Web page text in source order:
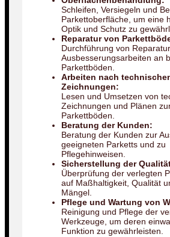
Schleifen, Versiegeln und
Parkettoberfläche, um eine
Optik und Schutz zu
Reparatur von
Durchführung von
Ausbesserungsarbeiten an
Parkettböden.
Arbeiten nach
Zeichnungen:
Lesen und Umsetzen von
Zeichnungen und Plänen
Parkettböden.
Beratung der Kunden:
Beratung der Kunden zur
geeigneten Parketts und zu
Pflegehinweisen.
Sicherstellung der
Überprüfung der verlegten
auf Maßhaltigkeit, Qualität
Mängel.
Pflege und Wartung von
Reinigung und Pflege der
Werkzeuge, um deren
Funktion zu gewährleisten.